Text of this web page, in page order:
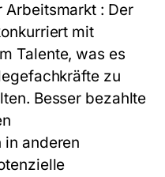
Arbeitsmarkt : Der
mit
Talente, was es
zu
Besser bezahlte
anderen